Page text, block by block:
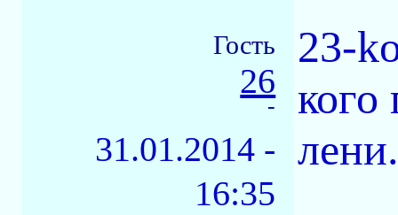
Гость
26
-
31.01.2014 -
16:35
23-
кого